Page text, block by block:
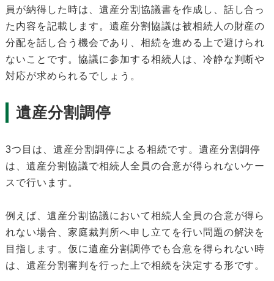
員が納得した時は、遺産分割協議書を作成し、話し合っ
た内容を記載します。遺産分割協議は被相続人の財産の
分配を話し合う機会であり、相続を進める上で避けられ
ないことです。協議に参加する相続人は、冷静な判断や
対応が求められるでしょう。
遺産分割調停
3つ目は、遺産分割調停による相続です。遺産分割調停
は、遺産分割協議で相続人全員の合意が得られないケー
スで行います。
例えば、遺産分割協議において相続人全員の合意が得ら
れない場合、家庭裁判所へ申し立てを行い問題の解決を
目指します。仮に遺産分割調停でも合意を得られない時
は、遺産分割審判を行った上で相続を決定する形です。